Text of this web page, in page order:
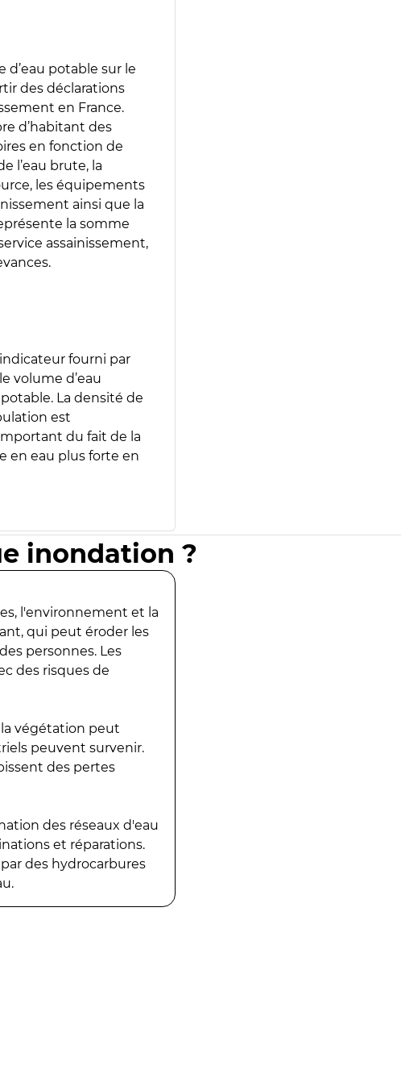
potable sur le
des déclarations
en France.
d’habitant des
en fonction de
l’eau brute, la
les équipements
ainsi que la
la somme
assainissement,
fourni par
volume d’eau
La densité de
est
du fait de la
en eau plus forte en
inondation ?
l'environnement et la
qui peut éroder les
personnes. Les
des risques de
végétation peut
peuvent survenir.
des pertes
des réseaux d'eau
et réparations.
des hydrocarbures